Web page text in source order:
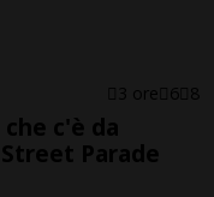
3 ore 6 8
c'è da
Parade